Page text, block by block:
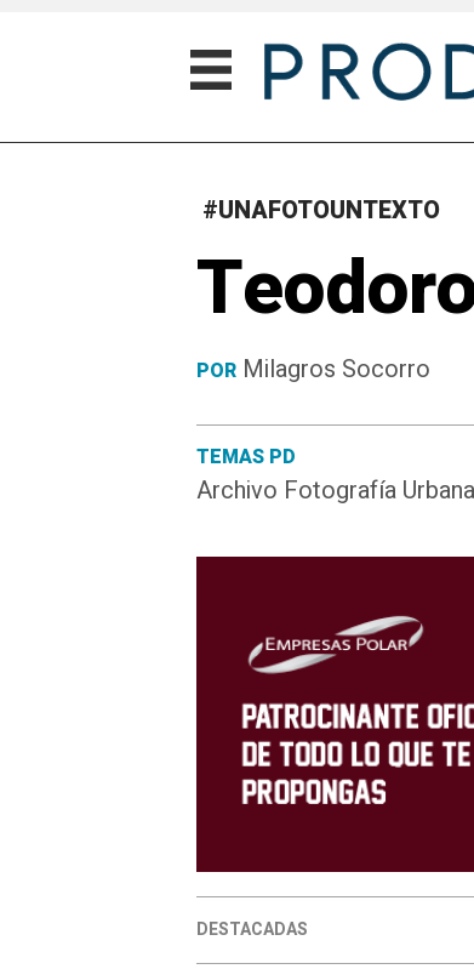
#UNAFOTOUNTEXTO
POR Milagros Socorro
TEMAS PD
Archivo Fotografía Urbana
DESTACADAS